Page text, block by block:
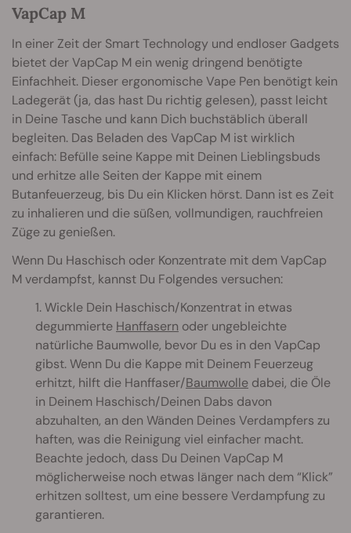
VapCap M
In einer Zeit der Smart Technology und endloser Gadgets
bietet der VapCap M ein wenig dringend benötigte
Einfachheit. Dieser ergonomische Vape Pen benötigt kein
Ladegerät (ja, das hast Du richtig gelesen), passt leicht
in Deine Tasche und kann Dich buchstäblich überall
begleiten. Das Beladen des VapCap M ist wirklich
einfach: Befülle seine Kappe mit Deinen Lieblingsbuds
und erhitze alle Seiten der Kappe mit einem
Butanfeuerzeug, bis Du ein Klicken hörst. Dann ist es Zeit
zu inhalieren und die süßen, vollmundigen, rauchfreien
Züge zu genießen.
Wenn Du Haschisch oder Konzentrate mit dem VapCap
M verdampfst, kannst Du Folgendes versuchen:
1. Wickle Dein Haschisch/Konzentrat in etwas
degummierte Hanffasern oder ungebleichte
natürliche Baumwolle, bevor Du es in den VapCap
gibst. Wenn Du die Kappe mit Deinem Feuerzeug
erhitzt, hilft die Hanffaser/Baumwolle dabei, die Öle
in Deinem Haschisch/Deinen Dabs davon
abzuhalten, an den Wänden Deines Verdampfers zu
haften, was die Reinigung viel einfacher macht.
Beachte jedoch, dass Du Deinen VapCap M
möglicherweise noch etwas länger nach dem “Klick”
erhitzen solltest, um eine bessere Verdampfung zu
garantieren.